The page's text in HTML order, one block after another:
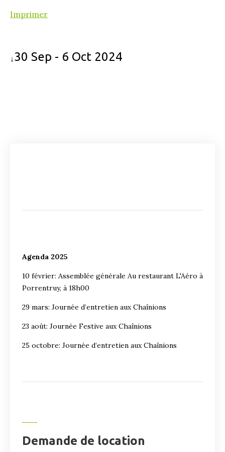
Imprimer
↓30 Sep - 6 Oct 2024
Agenda 2025
10 février: Assemblée générale Au restaurant L'Aéro à
Porrentruy, à 18h00
29 mars: Journée d’entretien aux Chaînions
23 août: Journée Festive aux Chaînions
25 octobre: Journée d’entretien aux Chaînions
Demande de location